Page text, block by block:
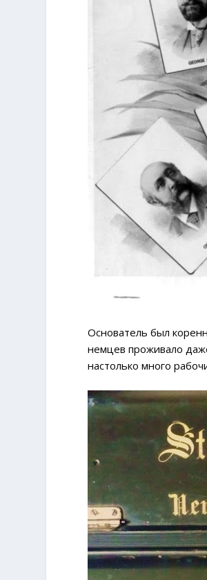
Основатель был
немцев проживало
настолько много